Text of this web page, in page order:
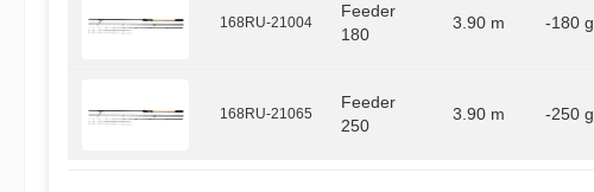
168RU-21004
Feeder
180
3.90 m -180 g
168RU-21065
Feeder
250
3.90 m -250 g